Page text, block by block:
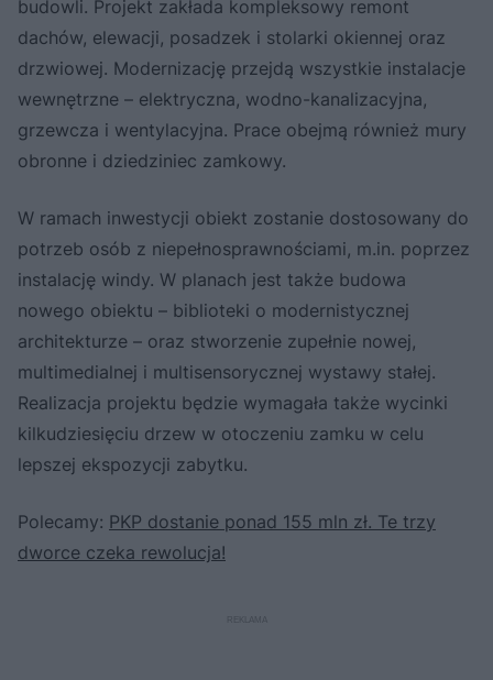
budowli. Projekt zakłada kompleksowy remont
dachów, elewacji, posadzek i stolarki okiennej oraz
drzwiowej. Modernizację przejdą wszystkie instalacje
wewnętrzne – elektryczna, wodno-kanalizacyjna,
grzewcza i wentylacyjna. Prace obejmą również mury
obronne i dziedziniec zamkowy.
W ramach inwestycji obiekt zostanie dostosowany do
potrzeb osób z niepełnosprawnościami, m.in. poprzez
instalację windy. W planach jest także budowa
nowego obiektu – biblioteki o modernistycznej
architekturze – oraz stworzenie zupełnie nowej,
multimedialnej i multisensorycznej wystawy stałej.
Realizacja projektu będzie wymagała także wycinki
kilkudziesięciu drzew w otoczeniu zamku w celu
lepszej ekspozycji zabytku.
Polecamy: PKP dostanie ponad 155 mln zł. Te trzy
dworce czeka rewolucja!